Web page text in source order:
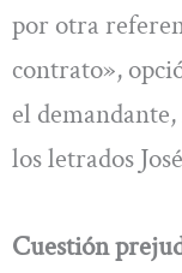
por otra
contrato»,
el
los letrados
Cuestión